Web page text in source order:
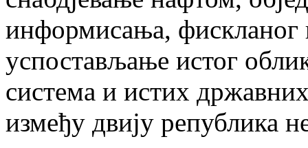
информисања, фискланог
успостављање истог
система и истих
између двију република